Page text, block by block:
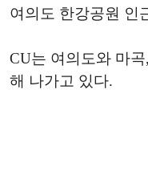
여의도 한강공원 인
CU는 여의도와 마
해 나가고 있다.